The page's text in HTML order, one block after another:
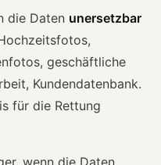
die Daten unersetzbar
geschäftliche
Kundendatenbank.
für die Rettung
wenn die Daten